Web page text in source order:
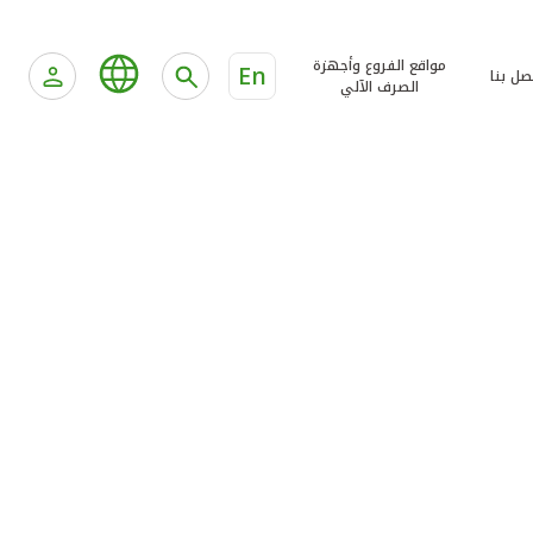
بنا
مواقع الفروع وأجهزة
الصرف الآلي
En